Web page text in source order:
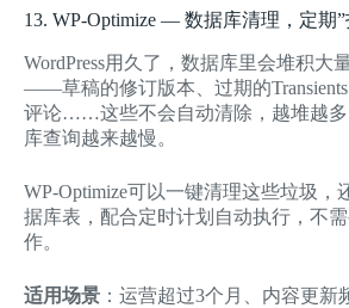
13. WP-Optimize — 数据库清理，定期
WordPress用久了，数据库里会堆积大
——草稿的修订版本、过期的
评论……这些不会自动清除，越堆越
库查询越来越慢。
WP-Optimize可以一键清理这些垃圾，
据库表，配合定时计划自动执行，不
作。
适用场景 ：运营超过3个月、内容更新